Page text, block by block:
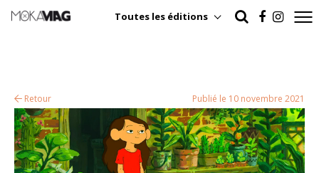
Toutes les éditions
Retour Publié le 10 novembre 2021